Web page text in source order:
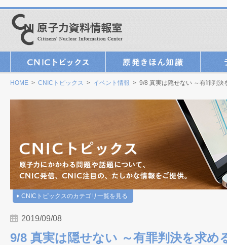
HOME > CNICトピックス > イベント情報 > 9/8 真実は隠せない ～有罪判決
CNICトピックスのカテゴリ一覧を見る
2019/09/08
9/8 真実は隠せない ～有罪判決を求め